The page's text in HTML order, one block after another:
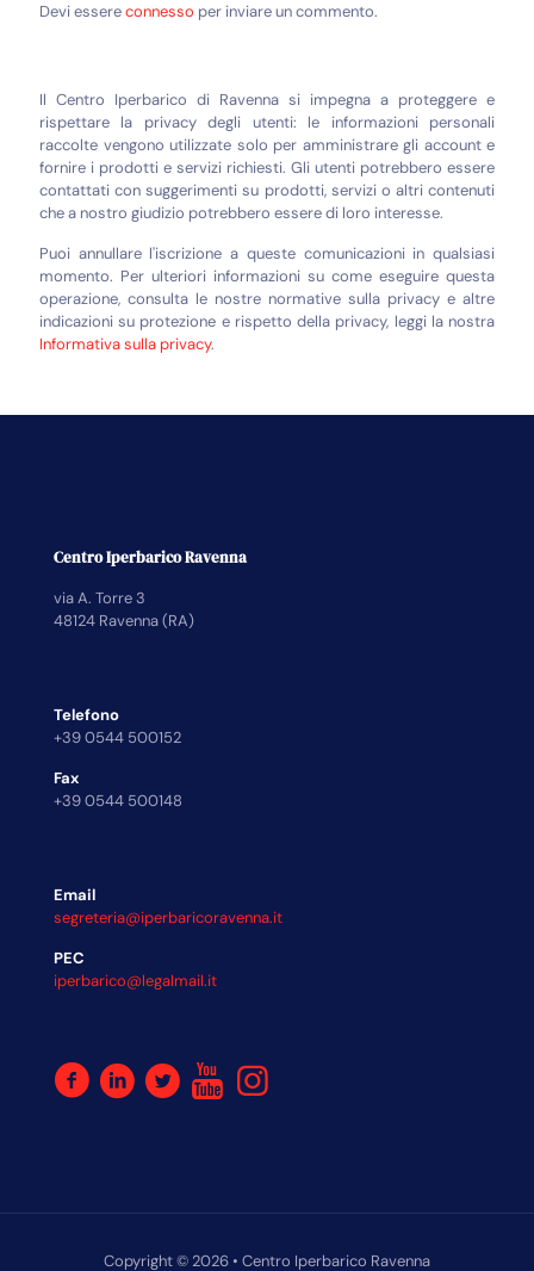
Devi essereconnesso per inviare un commento.
Il Centro Iperbarico di Ravenna si impegna a proteggere e
rispettare la privacy degli utenti: le informazioni personali
raccolte vengono utilizzate solo per amministrare gli account e
fornire i prodotti e servizi richiesti. Gli utenti potrebbero essere
contattati con suggerimenti su prodotti, servizi o altri contenuti
che a nostro giudizio potrebbero essere di loro interesse.
Puoi annullare l'iscrizione a queste comunicazioni in qualsiasi
momento. Per ulteriori informazioni su come eseguire questa
operazione, consulta le nostre normative sulla privacy e altre
indicazioni su protezione e rispetto della privacy, leggi la nostra
Informativa sulla privacy.
Centro Iperbarico Ravenna
via A. Torre 3
48124 Ravenna (RA)
Telefono
+39 0544 500152
Fax
+39 0544 500148
Email
segreteria@iperbaricoravenna.it
PEC
iperbarico@legalmail.it
Copyright © 2026 • Centro Iperbarico Ravenna